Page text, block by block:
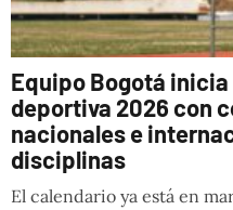
Equipo Bogotá
deportiva 2026 con
nacionales e
disciplinas
El calendario ya está en